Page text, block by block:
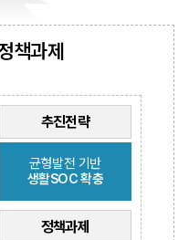
책과제
추진전략
균형발전 기반
생활SOC 확충
정책과제